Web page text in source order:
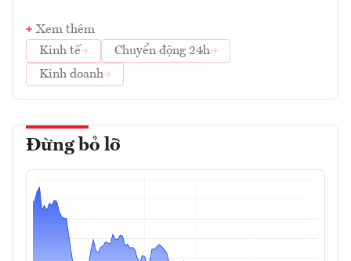
Xem thêm
Kinh tế
Chuyển động 24h
Kinh doanh
Đừng bỏ lỡ